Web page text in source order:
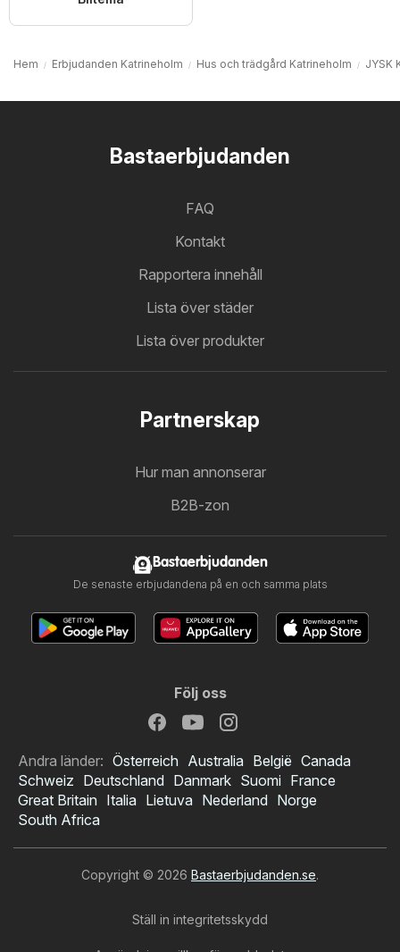
Hem Erbjudanden Katrineholm Hus och trädgård Katrineholm JYSK
Bastaerbjudanden
FAQ
Kontakt
Rapportera innehåll
Lista över städer
Lista över produkter
Partnerskap
Hur man annonserar
B2B-zon
Bastaerbjudanden
De senaste erbjudandena på en och samma plats
Följ oss
Andra länder: Österreich Australia België Canada
Schweiz Deutschland Danmark Suomi France
Great Britain Italia Lietuva Nederland Norge
South Africa
Copyright © 2026 Bastaerbjudanden.se.
Ställ in integritetsskydd